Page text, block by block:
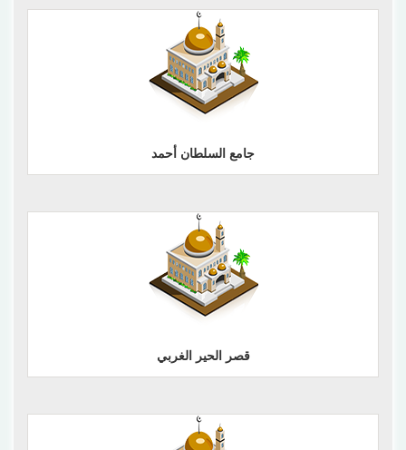
إقرأ المزيد
جامع السلطان أحمد
إقرأ المزيد
قصر الحير الغربي